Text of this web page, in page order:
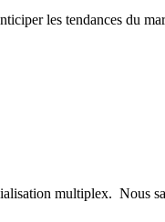
les tendances du
multiplex. Nous